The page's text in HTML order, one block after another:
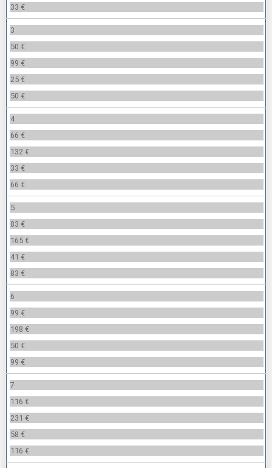
33 €
3
50 €
99 €
25 €
50 €
4
66 €
132 €
33 €
66 €
5
83 €
165 €
41 €
83 €
6
99 €
198 €
50 €
99 €
7
116 €
231 €
58 €
116 €